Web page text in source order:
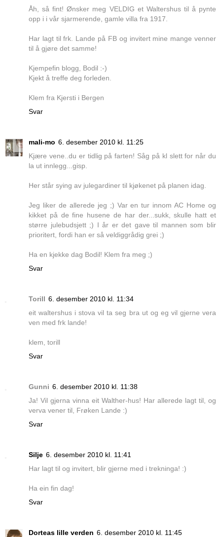
Åh, så fint! Ønsker meg VELDIG et Waltershus til å pynte
opp i i vår sjarmerende, gamle villa fra 1917.
Har lagt til frk. Lande på FB og invitert mine mange venner
til å gjøre det samme!
Kjempefin blogg, Bodil :-)
Kjekt å treffe deg forleden.
Klem fra Kjersti i Bergen
Svar
mali-mo 6. desember 2010 kl. 11:25
Kjære vene..du er tidlig på farten! Såg på kl slett for når du
la ut innlegg...gisp.
Her står sying av julegardiner til kjøkenet på planen idag.
Jeg liker de allerede jeg ;) Var en tur innom AC Home og
kikket på de fine husene de har der...sukk, skulle hatt et
større julebudsjett ;) I år er det gave til mannen som blir
prioritert, fordi han er så veldiggrådig grei ;)
Ha en kjekke dag Bodil! Klem fra meg ;)
Svar
Torill 6. desember 2010 kl. 11:34
eit waltershus i stova vil ta seg bra ut og eg vil gjerne vera
ven med frk lande!
klem, torill
Svar
Gunni 6. desember 2010 kl. 11:38
Ja! Vil gjerna vinna eit Walther-hus! Har allerede lagt til, og
verva vener til, Frøken Lande :)
Svar
Silje 6. desember 2010 kl. 11:41
Har lagt til og invitert, blir gjerne med i trekninga! :)
Ha ein fin dag!
Svar
Dorteas lille verden 6. desember 2010 kl. 11:45